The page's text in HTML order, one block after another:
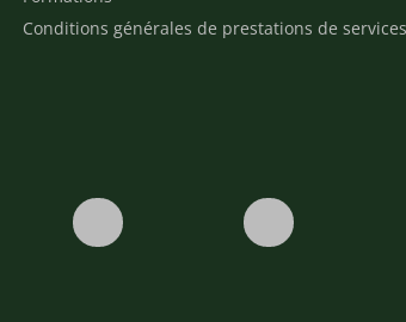
Conditions générales de prestations de services